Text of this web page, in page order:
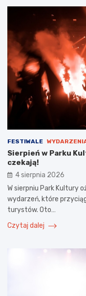
FESTIWALE
Sierpień w Parku
czekają!
4 sierpnia 2026
W sierpniu Park Kultury
wydarzeń, które
turystów. Oto…
Czytaj dalej